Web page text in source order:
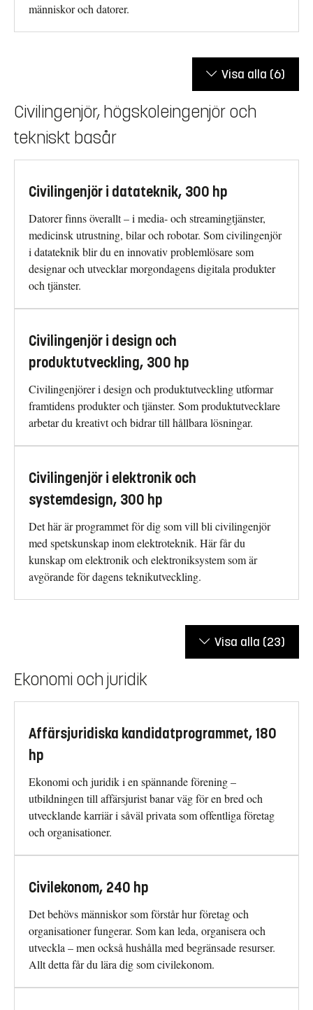
människor och datorer.
Visa alla (6)
Civilingenjör, högskoleingenjör och
tekniskt basår
Civilingenjör i datateknik, 300 hp
Datorer finns överallt – i media- och streamingtjänster,
medicinsk utrustning, bilar och robotar. Som civilingenjör
i datateknik blir du en innovativ problemlösare som
designar och utvecklar morgondagens digitala produkter
och tjänster.
Civilingenjör i design och
produktutveckling, 300 hp
Civilingenjörer i design och produktutveckling utformar
framtidens produkter och tjänster. Som produktutvecklare
arbetar du kreativt och bidrar till hållbara lösningar.
Civilingenjör i elektronik och
systemdesign, 300 hp
Det här är programmet för dig som vill bli civilingenjör
med spetskunskap inom elektroteknik. Här får du
kunskap om elektronik och elektroniksystem som är
avgörande för dagens teknikutveckling.
Visa alla (23)
Ekonomi och juridik
Affärsjuridiska kandidatprogrammet, 180
hp
Ekonomi och juridik i en spännande förening –
utbildningen till affärsjurist banar väg för en bred och
utvecklande karriär i såväl privata som offentliga företag
och organisationer.
Civilekonom, 240 hp
Det behövs människor som förstår hur företag och
organisationer fungerar. Som kan leda, organisera och
utveckla – men också hushålla med begränsade resurser.
Allt detta får du lära dig som civilekonom.